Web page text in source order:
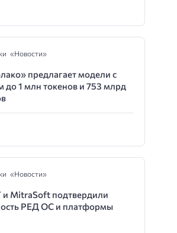
«Новости»
предлагает модели с
до 1 млн токенов и 753 млрд
«Новости»
MitraSoft подтвердили
РЕД ОС и платформы